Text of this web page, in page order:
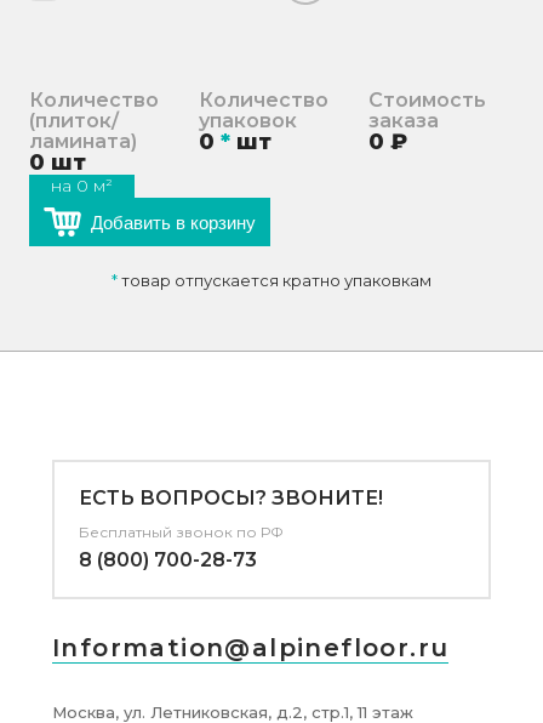
Количество
(плиток/
ламината)
0 шт
на 0 м²
Количество
упаковок
0 * шт
Стоимость
заказа
0 ₽
Добавить в корзину
*товар отпускается кратно упаковкам
ЕСТЬ ВОПРОСЫ? ЗВОНИТЕ!
Бесплатный звонок по РФ
8 (800) 700-28-73
Information@alpinefloor.ru
Москва, ул. Летниковская, д.2, стр.1, 11 этаж